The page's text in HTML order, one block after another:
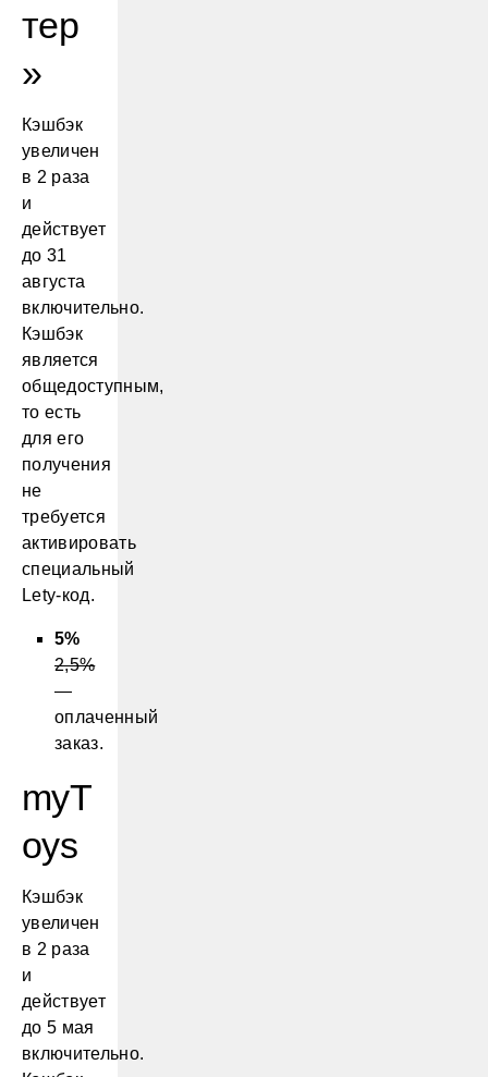
тер
»
Кэшбэк
увеличен
в 2 раза
и
действует
до 31
августа
включительно.
Кэшбэк
является
общедоступным,
то есть
для его
получения
не
требуется
активировать
специальный
Lety-код.
5%
2,5%
—
оплаченный
заказ.
myT
oys
Кэшбэк
увеличен
в 2 раза
и
действует
до 5 мая
включительно.